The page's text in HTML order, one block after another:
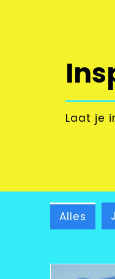
Laat je
Alles